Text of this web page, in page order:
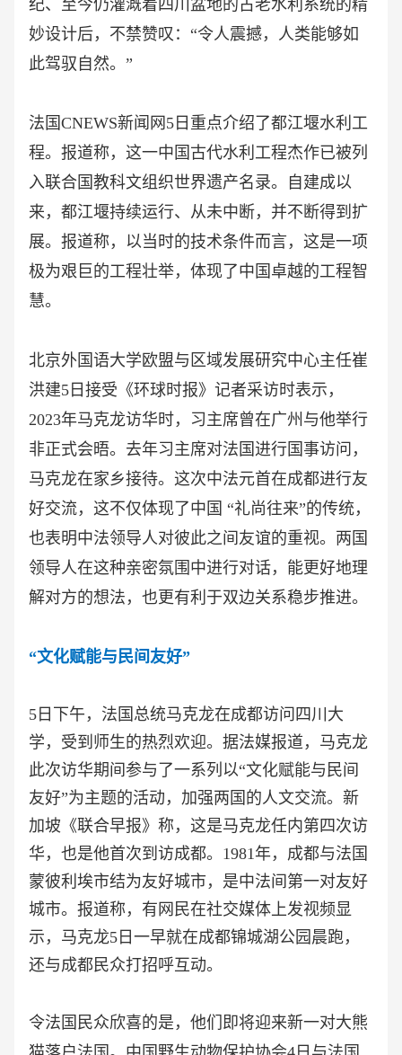
纪、至今仍灌溉着四川盆地的古老水利系统的精
妙设计后，不禁赞叹：“令人震撼，人类能够如
此驾驭自然。”
法国CNEWS新闻网5日重点介绍了都江堰水利工
程。报道称，这一中国古代水利工程杰作已被列
入联合国教科文组织世界遗产名录。自建成以
来，都江堰持续运行、从未中断，并不断得到扩
展。报道称，以当时的技术条件而言，这是一项
极为艰巨的工程壮举，体现了中国卓越的工程智
慧。
北京外国语大学欧盟与区域发展研究中心主任崔
洪建5日接受《环球时报》记者采访时表示，
2023年马克龙访华时，习主席曾在广州与他举行
非正式会晤。去年习主席对法国进行国事访问，
马克龙在家乡接待。这次中法元首在成都进行友
好交流，这不仅体现了中国 “礼尚往来”的传统，
也表明中法领导人对彼此之间友谊的重视。两国
领导人在这种亲密氛围中进行对话，能更好地理
解对方的想法，也更有利于双边关系稳步推进。
“文化赋能与民间友好”
5日下午，法国总统马克龙在成都访问四川大
学，受到师生的热烈欢迎。据法媒报道，马克龙
此次访华期间参与了一系列以“文化赋能与民间
友好”为主题的活动，加强两国的人文交流。新
加坡《联合早报》称，这是马克龙任内第四次访
华，也是他首次到访成都。1981年，成都与法国
蒙彼利埃市结为友好城市，是中法间第一对友好
城市。报道称，有网民在社交媒体上发视频显
示，马克龙5日一早就在成都锦城湖公园晨跑，
还与成都民众打招呼互动。
令法国民众欣喜的是，他们即将迎来新一对大熊